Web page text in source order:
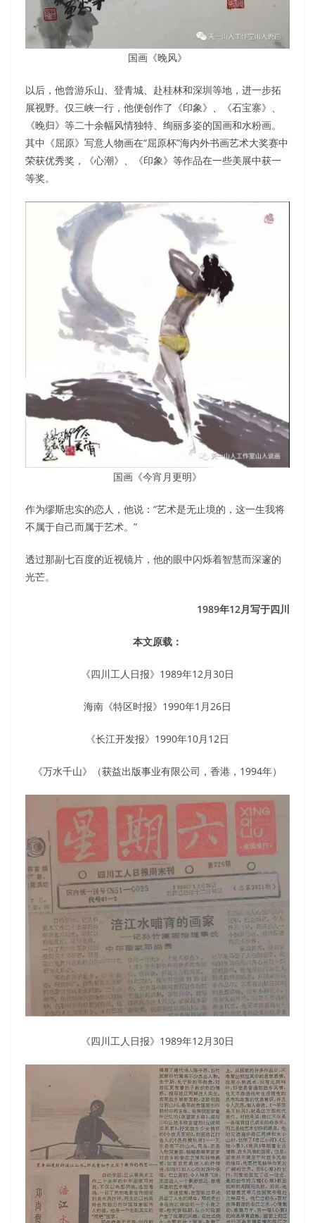
国画《晚风》
以后，他曾游乐山、登青城、赴桂林和深圳等地，进一步拓
展视野。仅三峡一行，他便创作了《印象》、《石宝寨》、
《晚归》等二十余幅风情独特、绚丽多姿的国画和水粉画。
其中《屈原》写意人物画在“屈原杯”海内外书画艺术大奖赛中
荣获优秀奖，《心潮》、《印象》等作品在一些美展中获一
等奖。
国画《今宵月更明》
作为缪斯忠实的恋人，他说：“艺术是无止境的，这一生我将
不属于自己而属于艺术。”
透过那副七百度的近视镜片，他的眼中闪烁着智慧而深邃的
光芒。
1989年12月写于四川
本文原载：
《四川工人日报》1989年12月30日
海南《特区时报》1990年1月26日
《长江开发报》1990年10月12日
《万水千山》（获益出版事业有限公司，香港，1994年）
《四川工人日报》1989年12月30日